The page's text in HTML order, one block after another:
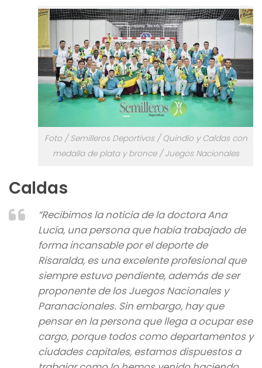
Foto / Semilleros Deportivos / Quindío y Caldas con
medalla de plata y bronce / Juegos Nacionales
Caldas
“Recibimos la noticia de la doctora Ana
Lucía, una persona que había trabajado de
forma incansable por el deporte de
Risaralda, es una excelente profesional que
siempre estuvo pendiente, además de ser
proponente de los Juegos Nacionales y
Paranacionales. Sin embargo, hay que
pensar en la persona que llega a ocupar ese
cargo, porque todos como departamentos y
ciudades capitales, estamos dispuestos a